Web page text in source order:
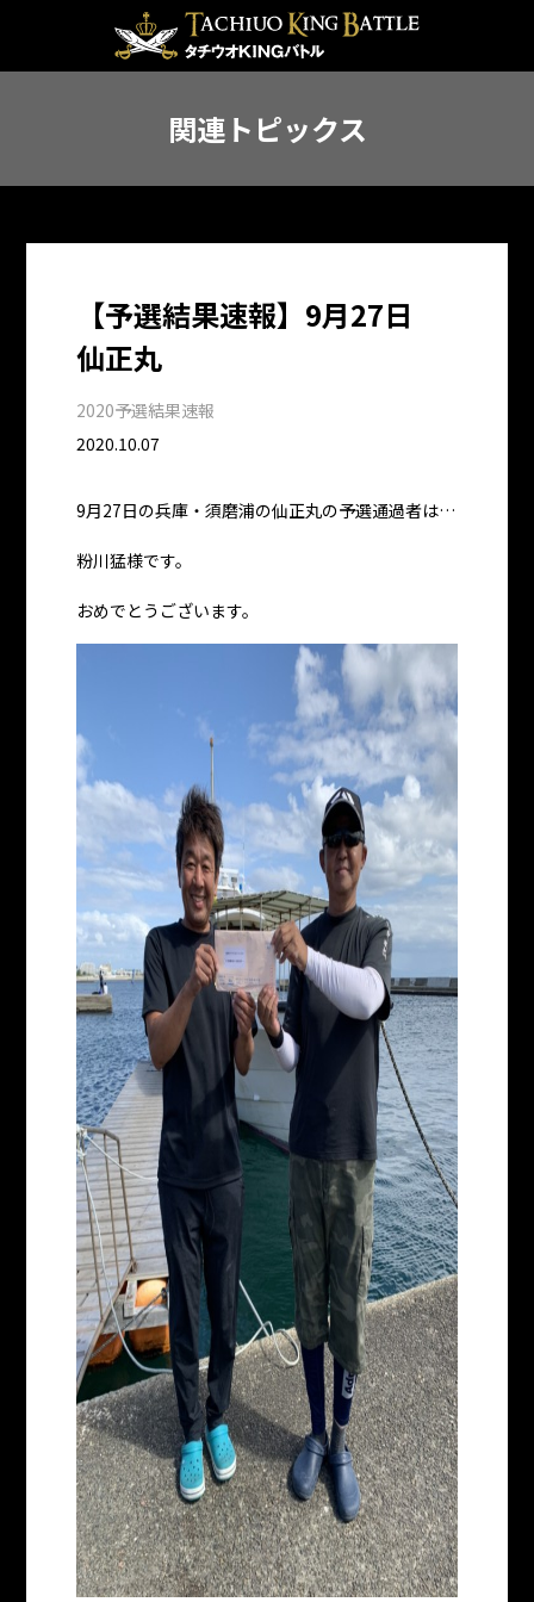
関連トピックス
【予選結果速報】9月27日
仙正丸
2020予選結果速報
2020.10.07
9月27日の兵庫・須磨浦の仙正丸の予選通過者は…
粉川猛様です。
おめでとうございます。